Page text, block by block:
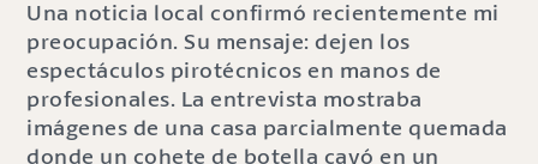
Una noticia local confirmó recientemente mi
preocupación. Su mensaje: dejen los
espectáculos pirotécnicos en manos de
profesionales. La entrevista mostraba
imágenes de una casa parcialmente quemada
donde un cohete de botella cayó en un